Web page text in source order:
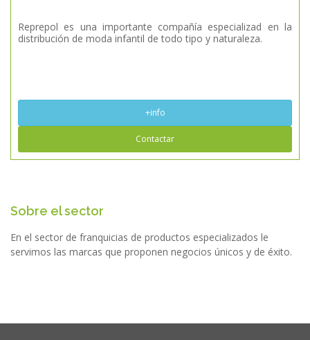
Reprepol es una importante compañía especializad en la
distribución de moda infantil de todo tipo y naturaleza.
+info
Contactar
Sobre el sector
En el sector de franquicias de productos especializados le
servimos las marcas que proponen negocios únicos y de éxito.